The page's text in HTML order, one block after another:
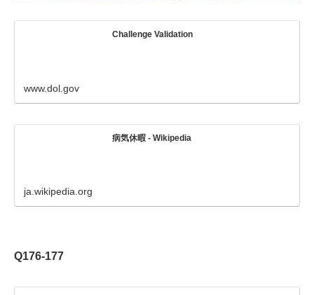
Challenge Validation
www.dol.gov
病気休暇 - Wikipedia
ja.wikipedia.org
Q176-177